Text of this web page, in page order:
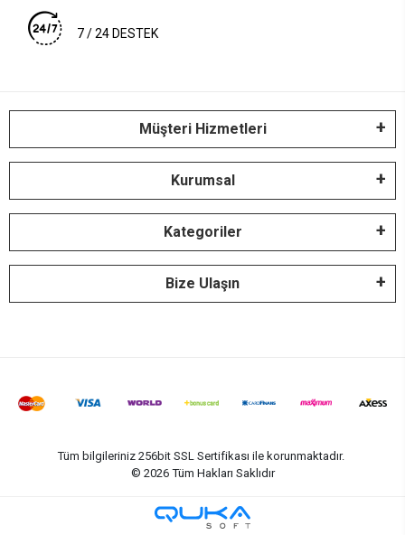
7 / 24 DESTEK
Müşteri Hizmetleri
Kurumsal
Kategoriler
Bize Ulaşın
Tüm bilgileriniz 256bit SSL Sertifikası ile korunmaktadır.
© 2026 Tüm Hakları Saklıdır